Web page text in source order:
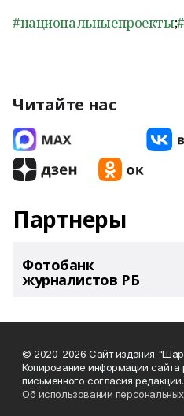
#национальныепроекты;
Читайте нас
Партнеры
Фотобанк
журналистов РБ
© 2020-2026 Сайт издания
Копирование информации сайта
письменного согласия редакции.
Об использовании